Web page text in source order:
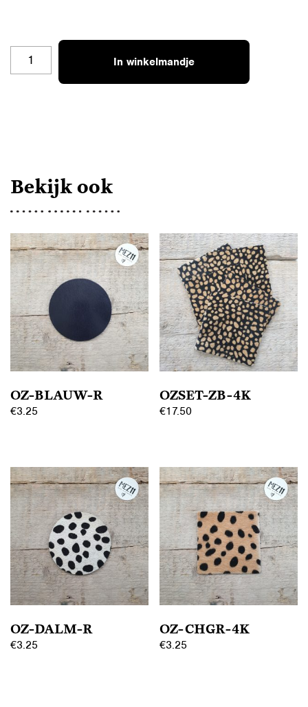
OZSET-
In winkelmandje
Bekijk ook
OZ-BLAUW-R
€3.25
OZSET-ZB-4K
€17.50
OZ-DALM-R
€3.25
OZ-CHGR-4K
€3.25